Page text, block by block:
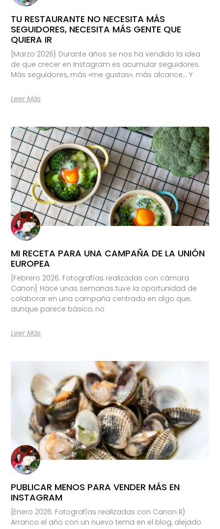
TU RESTAURANTE NO NECESITA MÁS
SEGUIDORES, NECESITA MÁS GENTE QUE
QUIERA IR
{Marzo 2026} Durante años se nos ha vendido la idea
de que crecer en Instagram es acumular seguidores.
Más seguidores, más «me gustas», más alcance… Y
Leer Más
MI RECETA PARA UNA CAMPAÑA DE LA UNIÓN
EUROPEA
{Febrero 2026. Fotografías realizadas con cámara
Canon} Hace unas semanas tuve la oportunidad de
colaborar en una campaña centrada en algo que,
aunque parece básico, no
Leer Más
PUBLICAR MENOS PARA VENDER MÁS EN
INSTAGRAM
{Enero 2026. Fotografías realizadas con Canon R}
Arranco el año con un nuevo tema en el blog, alejado